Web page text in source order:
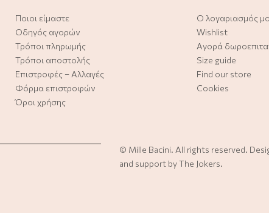
Ποιοι είμαστε
Οδηγός αγορών
Τρόποι πληρωμής
Τρόποι αποστολής
Επιστροφές – Αλλαγές
Φόρμα επιστροφών
Όροι χρήσης
Ο λογαριασμός
Wishlist
Αγορά
Size guide
Find our store
Cookies
© Mille Bacini. All rights reserved.
and support byThe Jokers.